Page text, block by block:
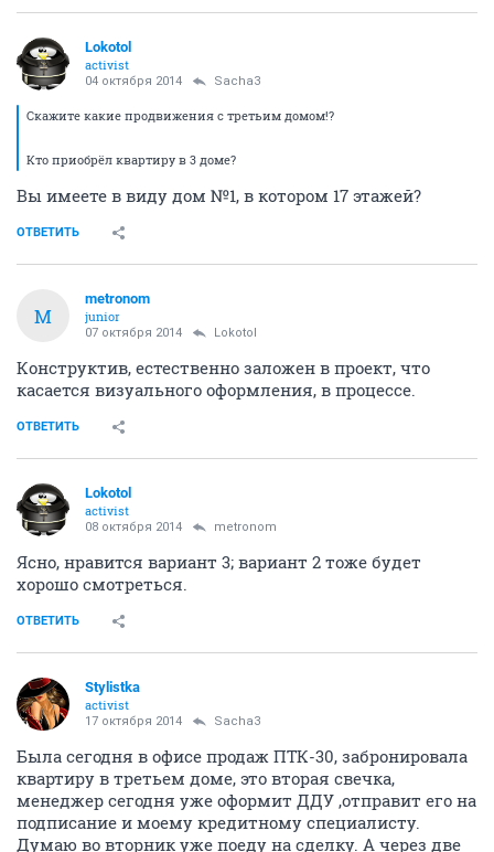
Lokotol
activist
04 октября 2014 Sacha3
Скажите какие продвижения с третьим домом!?
Кто приобрёл квартиру в 3 доме?
Вы имеете в виду дом №1, в котором 17 этажей?
ОТВЕТИТЬ
M
metronom
junior
07 октября 2014 Lokotol
Конструктив, естественно заложен в проект, что
касается визуального оформления, в процессе.
ОТВЕТИТЬ
Lokotol
activist
08 октября 2014 metronom
Ясно, нравится вариант 3; вариант 2 тоже будет
хорошо смотреться.
ОТВЕТИТЬ
Stylistka
activist
17 октября 2014 Sacha3
Была сегодня в офисе продаж ПТК-30, забронировала
квартиру в третьем доме, это вторая свечка,
менеджер сегодня уже оформит ДДУ ,отправит его на
подписание и моему кредитному специалисту.
Думаю во вторник уже поеду на сделку. А через две